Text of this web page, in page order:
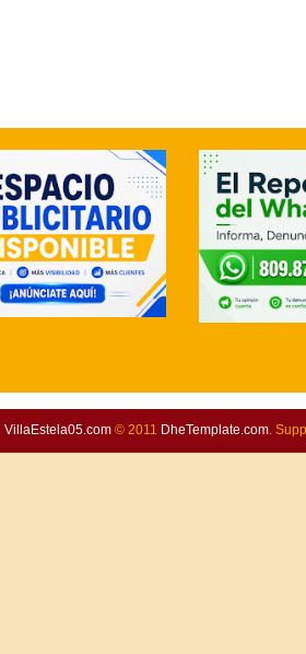
VillaEstela05.com© 2011 DheTemplate.com.